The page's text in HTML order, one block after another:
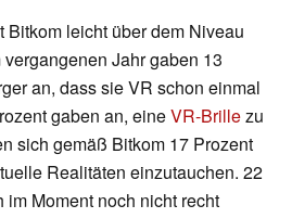
Bitkom leicht über dem Niveau
Jahr gaben 13
an, dass sie VR schon einmal
gaben an, eineVR-Brillezu
sich gemäß Bitkom 17 Prozent
Realitäten einzutauchen. 22
Moment noch nicht recht